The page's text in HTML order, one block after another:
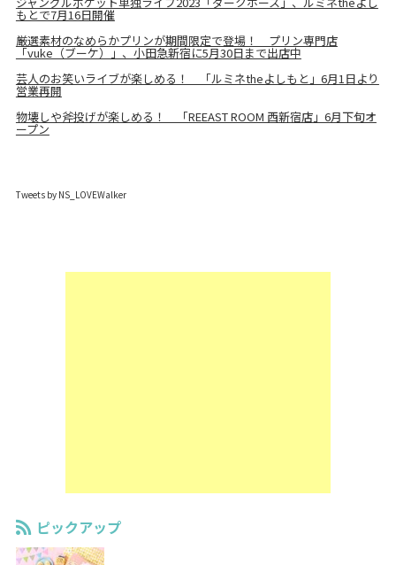
もとで7月16日開催
厳選素材のなめらかプリンが期間限定で登場！ プリン専門店
「vuke（ブーケ）」、小田急新宿に5月30日まで出店中
芸人のお笑いライブが楽しめる！ 「ルミネtheよしもと」6月1日より
営業再開
物壊しや斧投げが楽しめる！ 「REEAST ROOM 西新宿店」6月下旬オ
ープン
Tweets by NS_LOVEWalker
ピックアップ